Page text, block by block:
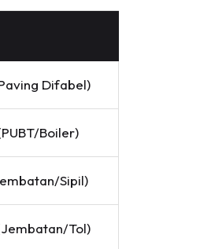
Difabel)
Boiler)
Sipil)
Tol)